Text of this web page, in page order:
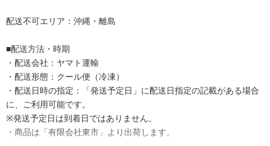
配送不可エリア：沖縄・離島
■配送方法・時期
・配送会社：ヤマト運輸
・配送形態：クール便（冷凍）
・配送日時の指定：「発送予定日」に配送日指定の記載がある場合
に、ご利用可能です。
※発送予定日は到着日ではありません。
・商品は「有限会社東市」より出荷します。